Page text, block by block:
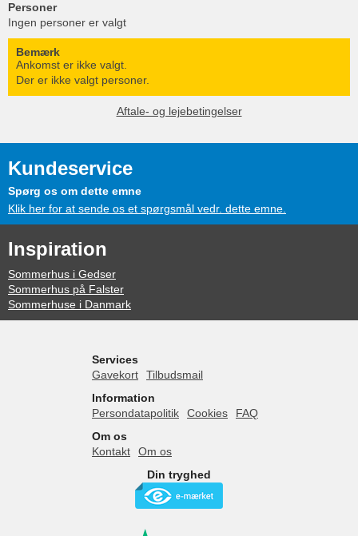
Personer
Ingen personer er valgt
Bemærk
Ankomst er ikke valgt.
Der er ikke valgt personer.
Aftale- og lejebetingelser
Kundeservice
Spørg os om dette emne
Klik her for at sende os et spørgsmål vedr. dette emne.
Inspiration
Sommerhus i Gedser
Sommerhus på Falster
Sommerhuse i Danmark
Services
Gavekort
Tilbudsmail
Information
Persondatapolitik
Cookies
FAQ
Om os
Kontakt
Om os
Din tryghed